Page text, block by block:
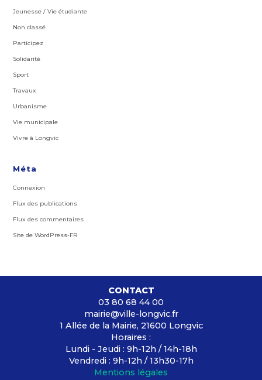
Jeunesse / Vie étudiante
Non classé
Participez
Solidarité
Sport
Travaux
Urbanisme
Vie municipale
Vivre à Longvic
Méta
Connexion
Flux des publications
Flux des commentaires
Site de WordPress-FR
CONTACT
03 80 68 44 00
mairie@ville-longvic.fr
1 Allée de la Mairie, 21600 Longvic
Horaires :
Lundi - Jeudi : 9h-12h / 14h-18h
Vendredi : 9h-12h / 13h30-17h
Mentions légales